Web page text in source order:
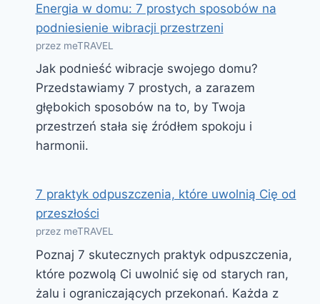
Energia w domu: 7 prostych sposobów na
podniesienie wibracji przestrzeni
przez meTRAVEL
Jak podnieść wibracje swojego domu?
Przedstawiamy 7 prostych, a zarazem
głębokich sposobów na to, by Twoja
przestrzeń stała się źródłem spokoju i
harmonii.
7 praktyk odpuszczenia, które uwolnią Cię od
przeszłości
przez meTRAVEL
Poznaj 7 skutecznych praktyk odpuszczenia,
które pozwolą Ci uwolnić się od starych ran,
żalu i ograniczających przekonań. Każda z